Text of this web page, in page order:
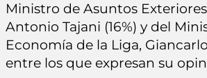
Ministro de Asuntos
Antonio Tajani (16%) y del
Economía de la Liga,
entre los que expresan su